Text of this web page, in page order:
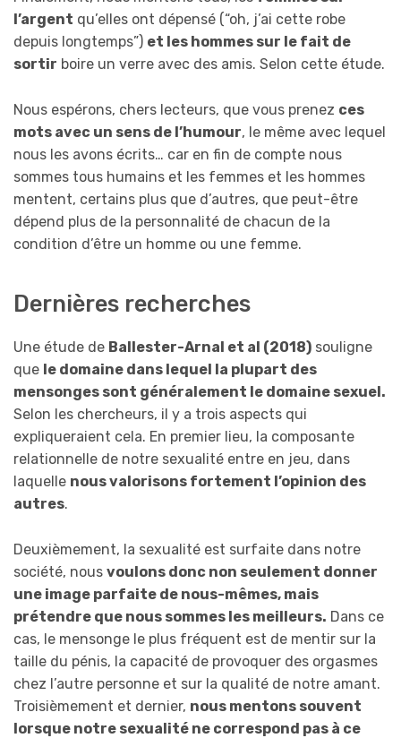
l’argent qu’elles ont dépensé (“oh, j’ai cette robe
depuis longtemps”) et les hommes sur le fait de
sortir boire un verre avec des amis. Selon cette étude.
Nous espérons, chers lecteurs, que vous prenez ces
mots avec un sens de l’humour, le même avec lequel
nous les avons écrits… car en fin de compte nous
sommes tous humains et les femmes et les hommes
mentent, certains plus que d’autres, que peut-être
dépend plus de la personnalité de chacun de la
condition d’être un homme ou une femme.
Dernières recherches
Une étude de Ballester-Arnal et al (2018) souligne
que le domaine dans lequel la plupart des
mensonges sont généralement le domaine sexuel.
Selon les chercheurs, il y a trois aspects qui
expliqueraient cela. En premier lieu, la composante
relationnelle de notre sexualité entre en jeu, dans
laquelle nous valorisons fortement l’opinion des
autres.
Deuxièmement, la sexualité est surfaite dans notre
société, nous voulons donc non seulement donner
une image parfaite de nous-mêmes, mais
prétendre que nous sommes les meilleurs. Dans ce
cas, le mensonge le plus fréquent est de mentir sur la
taille du pénis, la capacité de provoquer des orgasmes
chez l’autre personne et sur la qualité de notre amant.
Troisièmement et dernier, nous mentons souvent
lorsque notre sexualité ne correspond pas à ce